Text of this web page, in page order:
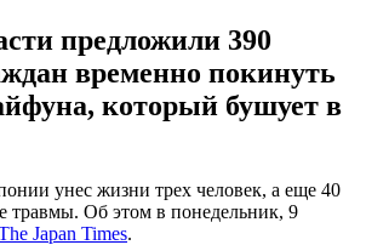
предложили 390
временно покинуть
который бушует в
унес жизни трех человек, а еще 40
травмы. Об этом в понедельник, 9
Japan Times.